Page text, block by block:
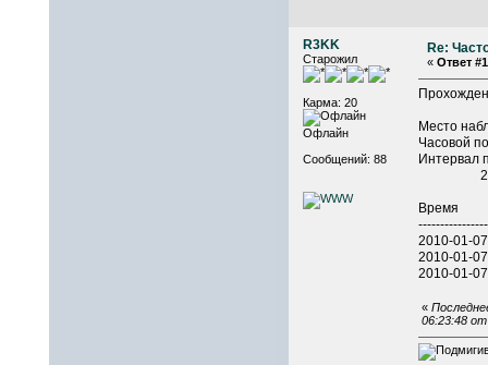
R3KK
Старожил
Карма: 20
Офлайн
Сообщений: 88
Re:
« Ответ
Место
Часовой
Интервал
2010-
Время
2010-01-
2010-01-
2010-01-
«
06:23:48